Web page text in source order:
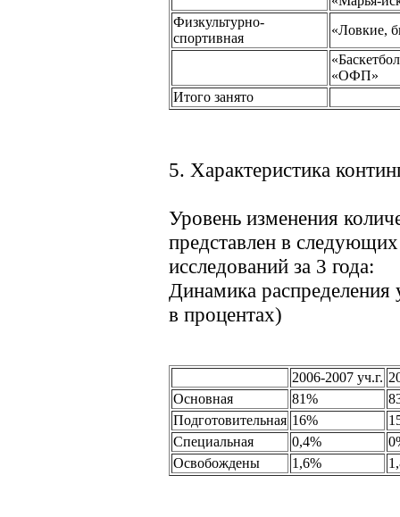
Физкультурно-
спортивная
«Ловкие,
«ОФП»
Итого занято
5. Характеристика
Уровень изменения
представлен в
исследований за 3 года:
Динамика
в процентах)
2006-2007 уч.г.
Основная
81%
Подготовительная 16%
Специальная
0,4%
Освобождены
1,6%